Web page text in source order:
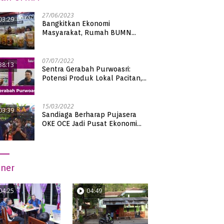
27/06/2023
Bangkitkan Ekonomi
Masyarakat, Rumah BUMN
07/07/2022
Sentra Gerabah Purwoasri:
Potensi Produk Lokal Pacitan,
15/03/2022
Sandiaga Berharap Pujasera
OKE OCE Jadi Pusat Ekonomi
04:49